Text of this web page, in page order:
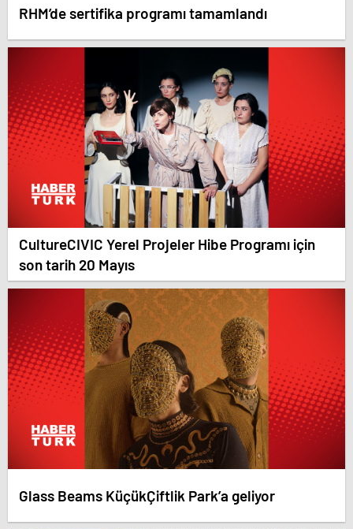
RHM’de sertifika programı tamamlandı
CultureCIVIC Yerel Projeler Hibe Programı için
son tarih 20 Mayıs
Glass Beams KüçükÇiftlik Park’a geliyor